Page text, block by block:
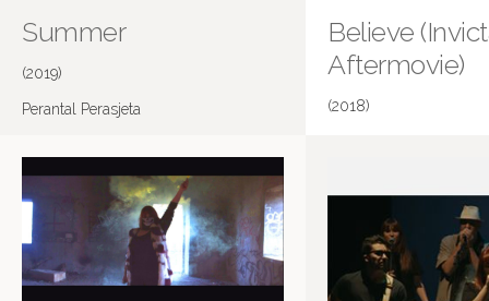
Summer
(2019)
Perantal Perasjeta
Believe
Aftermovie)
(2018)